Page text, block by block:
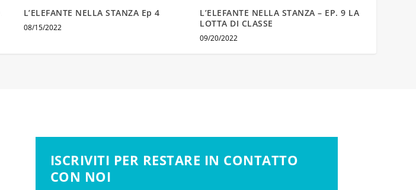
L’ELEFANTE NELLA STANZA Ep 4
08/15/2022
L’ELEFANTE NELLA STANZA – EP. 9 LA
LOTTA DI CLASSE
09/20/2022
ISCRIVITI PER RESTARE IN CONTATTO
CON NOI